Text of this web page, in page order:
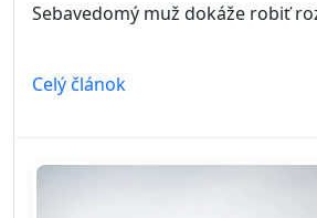
Sebavedomý muž dokáže robiť
Celý článok